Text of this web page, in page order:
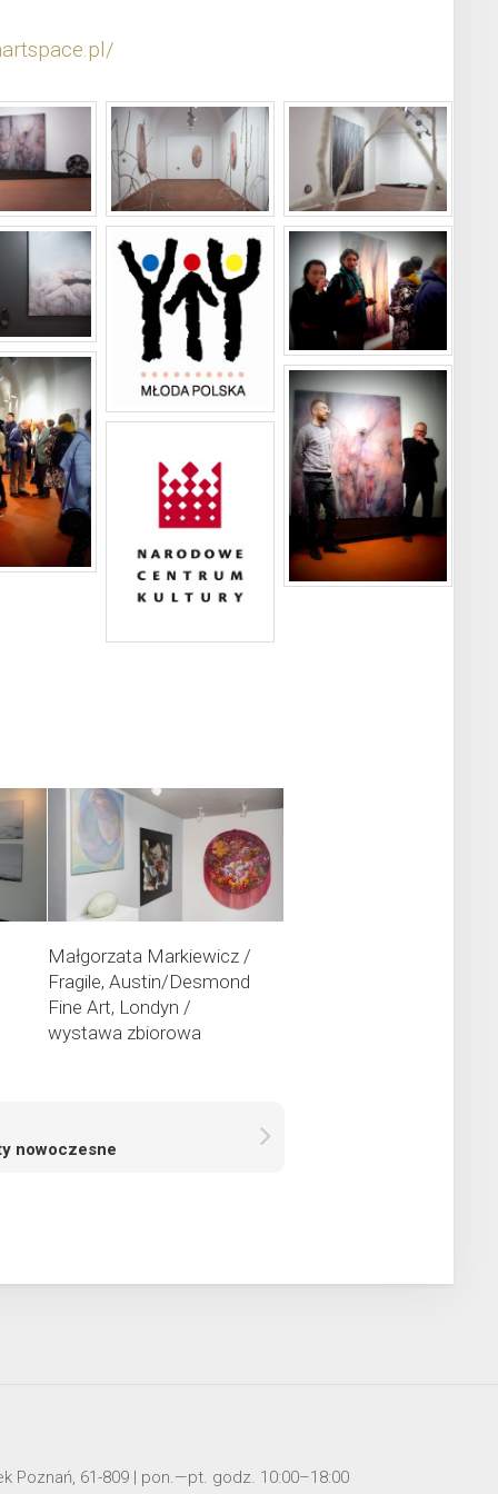
Małgorzata Markiewicz /
Fragile, Austin/Desmond
Fine Art, Londyn /
wystawa zbiorowa
nowoczesne
Poznań, 61-809 | pon.—pt. godz. 10:00–18:00